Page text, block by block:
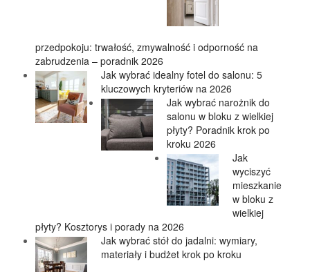
przedpokoju: trwałość, zmywalność i odporność na
zabrudzenia – poradnik 2026
Jak wybrać idealny fotel do salonu: 5
kluczowych kryteriów na 2026
Jak wybrać narożnik do
salonu w bloku z wielkiej
płyty? Poradnik krok po
kroku 2026
Jak
wyciszyć
mieszkanie
w bloku z
wielkiej
płyty? Kosztorys i porady na 2026
Jak wybrać stół do jadalni: wymiary,
materiały i budżet krok po kroku